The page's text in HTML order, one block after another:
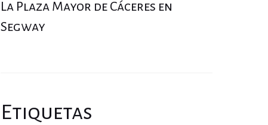
La Plaza Mayor de Cáceres en
Segway
Etiquetas